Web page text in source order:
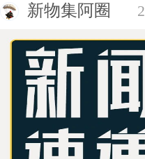
新物集阿圈